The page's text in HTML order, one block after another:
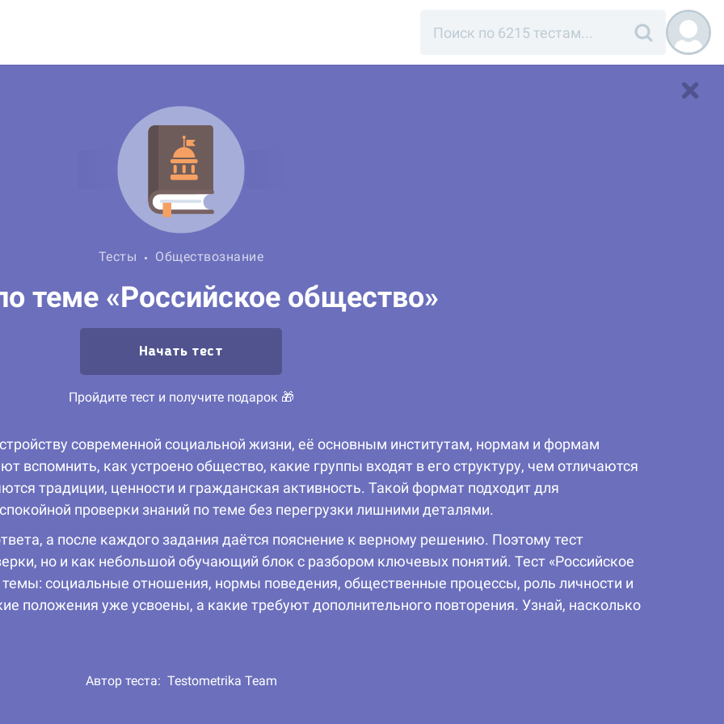
Тесты Обществознание
теме «Российское общество»
Начать тест
Пройдите тест и получите подарок 🎁
современной социальной жизни, её основным институтам, нормам и формам
вспомнить, как устроено общество, какие группы входят в его структуру, чем отличаются
традиции, ценности и гражданская активность. Такой формат подходит для
проверки знаний по теме без перегрузки лишними деталями.
а после каждого задания даётся пояснение к верному решению. Поэтому тест
но и как небольшой обучающий блок с разбором ключевых понятий. Тест «Российское
социальные отношения, нормы поведения, общественные процессы, роль личности и
положения уже усвоены, а какие требуют дополнительного повторения. Узнай, насколько
Автор теста: Testometrika Team